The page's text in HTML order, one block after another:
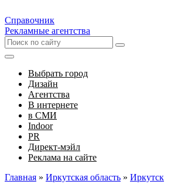
Справочник
Рекламные агентства
Выбрать город
Дизайн
Агентства
В интернете
в СМИ
Indoor
PR
Директ-мэйл
Реклама на сайте
Главная » Иркутская область » Иркутск